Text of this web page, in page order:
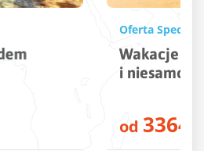
– złote plaże
w jednym